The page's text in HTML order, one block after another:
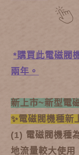
*購買此電磁閥
兩年。
新上市~新型電
✨電磁閥機種新
(1) 電磁閥機種
地流量較大使